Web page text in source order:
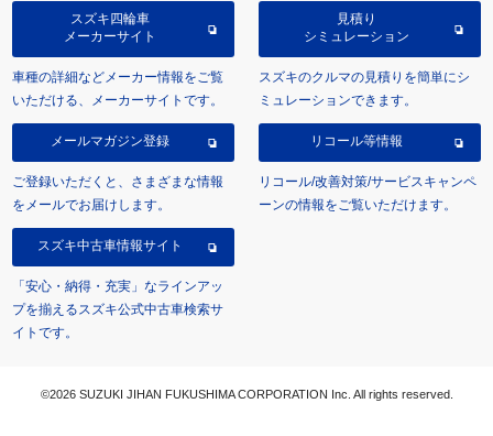
スズキ四輪車
メーカーサイト
車種の詳細などメーカー情報をご覧
いただける、メーカーサイトです。
見積り
シミュレーション
スズキのクルマの見積りを簡単にシ
ミュレーションできます。
メールマガジン登録
ご登録いただくと、さまざまな情報
をメールでお届けします。
リコール等情報
リコール/改善対策/サービスキャンペ
ーンの情報をご覧いただけます。
スズキ中古車情報サイト
「安心・納得・充実」なラインアッ
プを揃えるスズキ公式中古車検索サ
イトです。
©2026 SUZUKI JIHAN FUKUSHIMA CORPORATION Inc. All rights reserved.